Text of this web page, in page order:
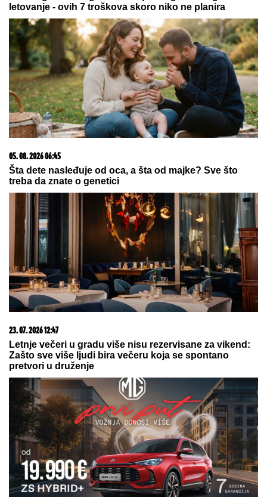
"SMETALI SU MU MOJI IZLASCI"Voditeljka Ana
Radulović progovorila o razvodu od pevača Mirčeta
Radulovića
DRAMA NA AUTO-PUTU KOD NIŠA
Zapalio se automobil, saobraćaj
BRIŠE STRES I TERA NOĆNE
STRAHOVE:
srpskog običaja - samo je potrebno
da ispod jastuka stavite jednu stvar
by Aklamator
09. 07. 2026 09:20
Komfor po meri klijenata: nova linija paketa ALTA
banke